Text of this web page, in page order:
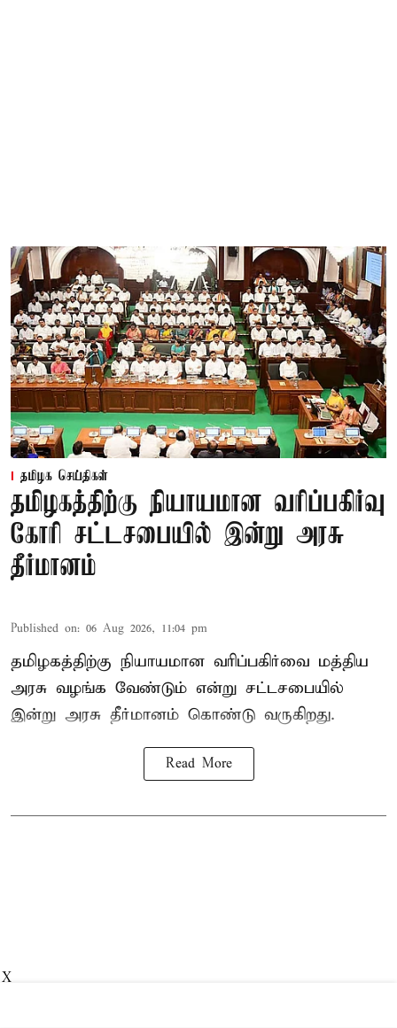
தமிழக செய்திகள்
தமிழகத்திற்கு நியாயமான வரிப்பகிர்வு
கோரி சட்டசபையில் இன்று அரசு
தீர்மானம்
Published on: 06 Aug 2026, 11:04 pm
தமிழகத்திற்கு நியாயமான வரிப்பகிர்வை மத்திய
அரசு வழங்க வேண்டும் என்று சட்டசபையில்
இன்று அரசு தீர்மானம் கொண்டு வருகிறது.
Read More
X